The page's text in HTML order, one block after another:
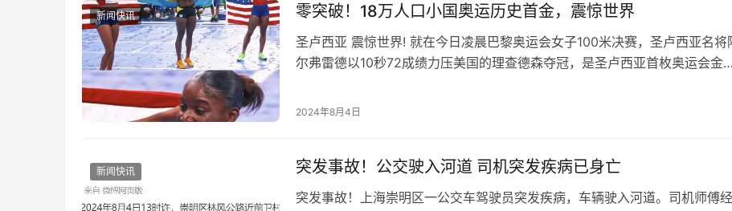
新闻快讯 零突破！18万人口小国奥运历史首金，震惊世界
圣卢西亚 震惊世界! 就在今日凌晨巴黎奥运会女子100米决赛，圣卢西亚名将
尔弗雷德以10秒72成绩力压美国的理查德森夺冠，是圣卢西亚首枚奥运会金
2024年8月4日
新闻快讯 突发事故！公交驶入河道 司机突发疾病已身亡
突发事故！上海崇明区一公交车驾驶员突发疾病，车辆驶入河道。司机师傅经